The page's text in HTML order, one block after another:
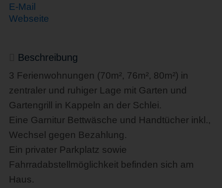
E-Mail
Webseite
Beschreibung
3 Ferienwohnungen (70m², 76m², 80m²) in
zentraler und ruhiger Lage mit Garten und
Gartengrill in Kappeln an der Schlei.
Eine Garnitur Bettwäsche und Handtücher inkl.,
Wechsel gegen Bezahlung.
Ein privater Parkplatz sowie
Fahrradabstellmöglichkeit befinden sich am
Haus.